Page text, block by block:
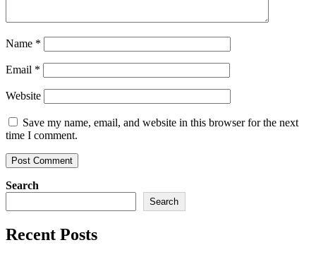
Name *
Email *
Website
Save my name, email, and website in this browser for the next
time I comment.
Search
Search
Recent Posts